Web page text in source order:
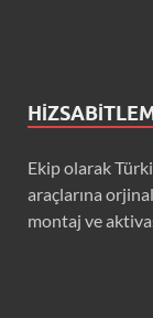
Ekip olarak
araçlarına
montaj ve